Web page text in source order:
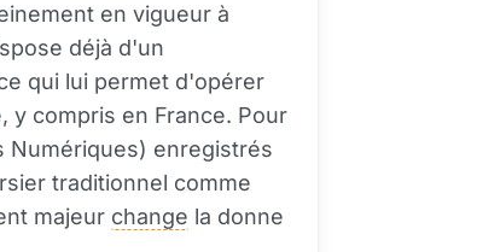
en vigueur à
déjà d'un
qui lui permet d'opérer
y compris en France. Pour
Numériques) enregistrés
traditionnel comme
majeur change la donne